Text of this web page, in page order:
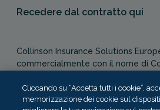
Recedere dal contratto qui
Collinson Insurance Solutions
commercialmente con il nome di
Authority in qualità di agente
-Cap. 487). In Italia, Columbus
Cliccando su “Accetta tutti i cookie”,
memorizzazione dei cookie sul